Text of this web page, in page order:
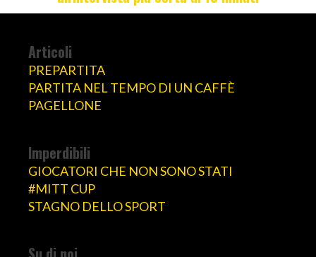
Articoli
PREPARTITA
PARTITA NEL TEMPO DI UN CAFFÈ
PAGELLONE
Imperdibili
GIOCATORI CHE NON SONO STATI
#MITT CUP
STAGNO DELLO SPORT